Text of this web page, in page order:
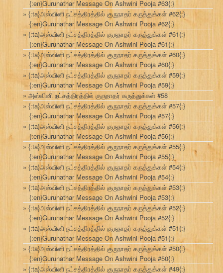
{:en}Gurunathar Message On Ashwini Pooja #63{:}
{:ta}அஸ்வினி நட்சத்திரத்தில் குருநாதர் கருத்துக்கள் #62{:}
{:en}Gurunathar Message On Ashwini Pooja #62{:}
{:ta}அஸ்வினி நட்சத்திரத்தில் குருநாதர் கருத்துக்கள் #61{:}
{:en}Gurunathar Message On Ashwini Pooja #61{:}
{:ta}அஸ்வினி நட்சத்திரத்தில் குருநாதர் கருத்துக்கள் #60{:}
{:en}Gurunathar Message On Ashwini Pooja #60{:}
{:ta}அஸ்வினி நட்சத்திரத்தில் குருநாதர் கருத்துக்கள் #59{:}
{:en}Gurunathar Message On Ashwini Pooja #59{:}
அஸ்வினி நட்சத்திரத்தில் குருநாதர் கருத்துக்கள் #58
{:ta}அஸ்வினி நட்சத்திரத்தில் குருநாதர் கருத்துக்கள் #57{:}
{:en}Gurunathar Message On Ashwini Pooja #57{:}
{:ta}அஸ்வினி நட்சத்திரத்தில் குருநாதர் கருத்துக்கள் #56{:}
{:en}Gurunathar Message On Ashwini Pooja #56{:}
{:ta}அஸ்வினி நட்சத்திரத்தில் குருநாதர் கருத்துக்கள் #55{:}
{:en}Gurunathar Message On Ashwini Pooja #55{:}
{:ta}அஸ்வினி நட்சத்திரத்தில் குருநாதர் கருத்துக்கள் #54{:}
{:en}Gurunathar Message On Ashwini Pooja #54{:}
{:ta}அஸ்வினி நட்சத்திரத்தில் குருநாதர் கருத்துக்கள் #53{:}
{:en}Gurunathar Message On Ashwini Pooja #53{:}
{:ta}அஸ்வினி நட்சத்திரத்தில் குருநாதர் கருத்துக்கள் #52{:}
{:en}Gurunathar Message On Ashwini Pooja #52{:}
{:ta}அஸ்வினி நட்சத்திரத்தில் குருநாதர் கருத்துக்கள் #51{:}
{:en}Gurunathar Message On Ashwini Pooja #51{:}
{:ta}அஸ்வினி நட்சத்திரத்தில் குருநாதர் கருத்துக்கள் #50{:}
{:en}Gurunathar Message On Ashwini Pooja #50{:}
{:ta}அஸ்வினி நட்சத்திரத்தில் குருநாதர் கருத்துக்கள் #49{:}